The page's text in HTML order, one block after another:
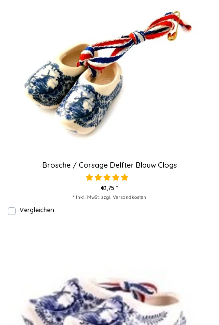
Brosche / Corsage Delfter Blauw Clogs
€1,75 *
* Inkl. MwSt. zzgl. Versandkosten
Vergleichen